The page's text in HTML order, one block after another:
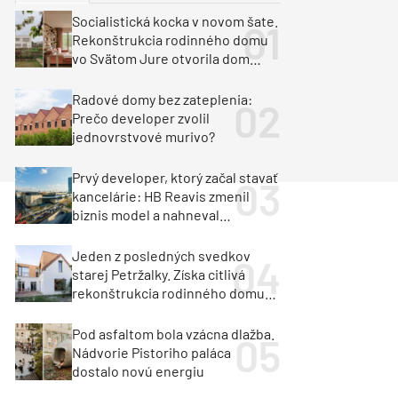
Klimatizácia a vetranie
Milan Murcka
Socialistická kocka v novom šate.
Rekonštrukcia rodinného domu
vo Svätom Jure otvorila dom
Radové domy bez zateplenia:
Prečo developer zvolil
jednovrstvové murivo?
Prvý developer, ktorý začal stavať
kancelárie: HB Reavis zmenil
biznis model a nahneval
Jeden z posledných svedkov
starej Petržalky. Získa citlivá
rekonštrukcia rodinného domu
Pod asfaltom bola vzácna dlažba.
Nádvorie Pistoriho paláca
dostalo novú energiu